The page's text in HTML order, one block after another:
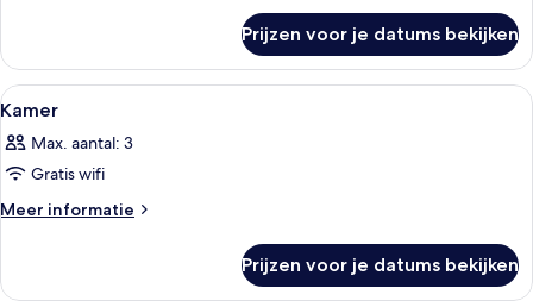
Prijzen voor je datums bekijken
Alle
foto's
voor
Kamer
laden
Een hotelkamer met twee bedden,
1
Kamer
Max. aantal: 3
Gratis wifi
Meer informatie
Meer
Prijzen voor je datums bekijken